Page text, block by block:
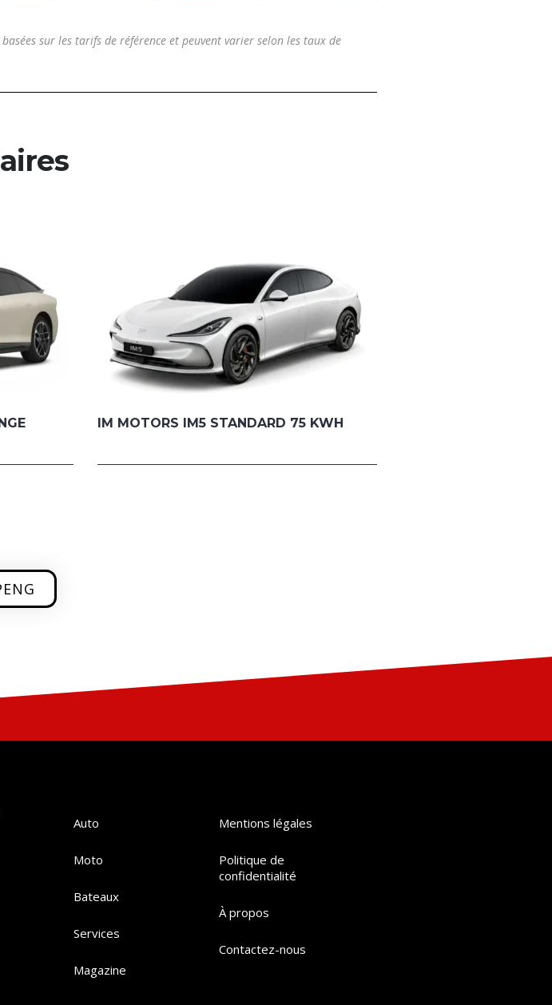
sur les tarifs de référence et peuvent varier selon les taux de
IM MOTORS IM5 STANDARD 75 KWH
Auto
Moto
Bateaux
Services
Magazine
Mentions légales
Politique de
confidentialité
À propos
Contactez-nous